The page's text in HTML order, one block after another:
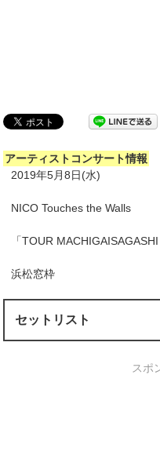
アーティストコンサート情報
2019年5月8日(水)
NICO Touches the Walls
「TOUR MACHIGAISAGASHI
浜松窓枠
セットリスト
スポ